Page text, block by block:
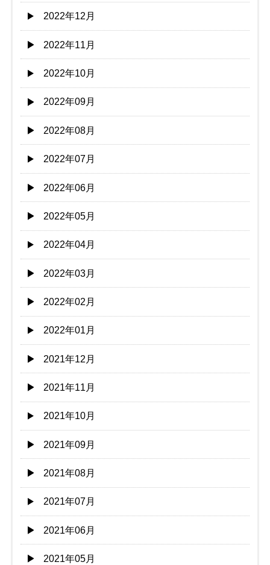
2022年12月
2022年11月
2022年10月
2022年09月
2022年08月
2022年07月
2022年06月
2022年05月
2022年04月
2022年03月
2022年02月
2022年01月
2021年12月
2021年11月
2021年10月
2021年09月
2021年08月
2021年07月
2021年06月
2021年05月